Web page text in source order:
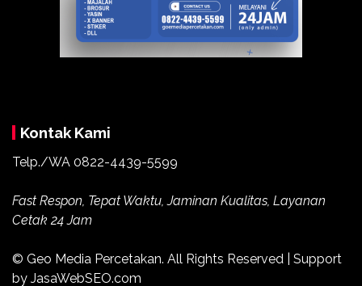
Kontak Kami
Telp./WA 0822-4439-5599
Fast Respon, Tepat Waktu, Jaminan Kualitas, Layanan
Cetak 24 Jam
© Geo Media Percetakan. All Rights Reserved | Support
by JasaWebSEO.com